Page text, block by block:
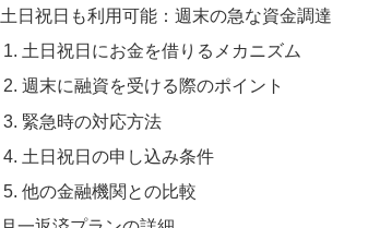
土日祝日も利用可能：週末の急な資金調達
土日祝日にお金を借りるメカニズム
週末に融資を受ける際のポイント
緊急時の対応方法
土日祝日の申し込み条件
他の金融機関との比較